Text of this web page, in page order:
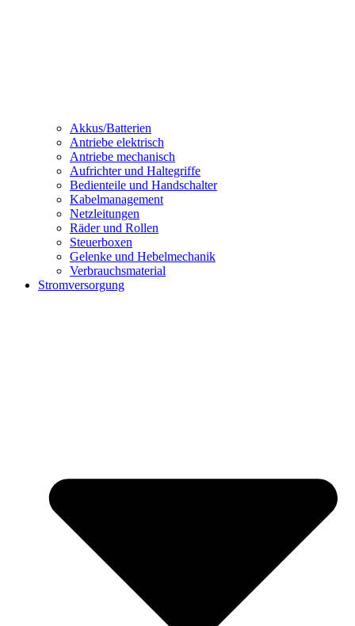
Akkus/Batterien
Antriebe elektrisch
Antriebe mechanisch
Aufrichter und Haltegriffe
Bedienteile und Handschalter
Kabelmanagement
Netzleitungen
Räder und Rollen
Steuerboxen
Gelenke und Hebelmechanik
Verbrauchsmaterial
Stromversorgung